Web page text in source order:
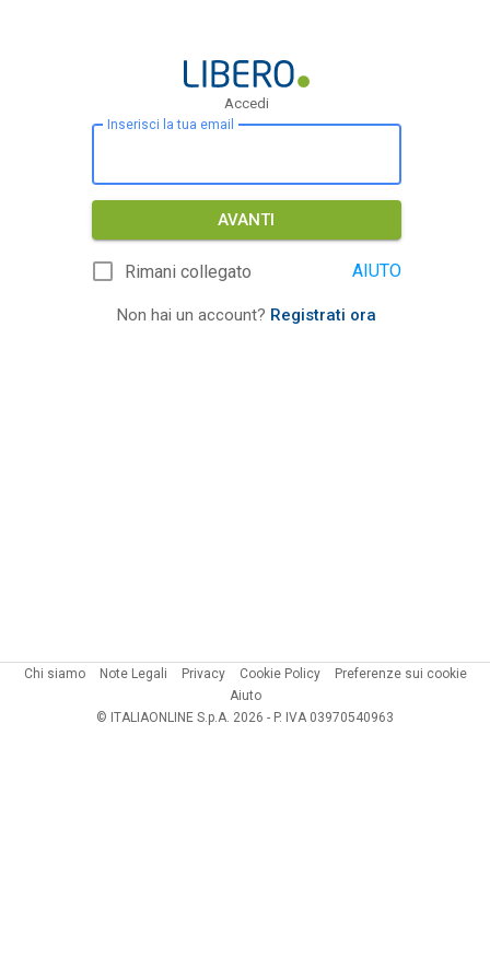
Accedi
Inserisci la tua email
AVANTI
Rimani collegato AIUTO
Non hai un account? Registrati ora
Chi siamo Note Legali Privacy Cookie Policy
Preferenze sui cookie
Aiuto
© ITALIAONLINE S.p.A. 2026 - P. IVA 03970540963